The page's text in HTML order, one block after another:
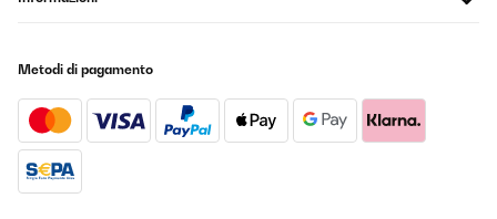
Metodi di pagamento